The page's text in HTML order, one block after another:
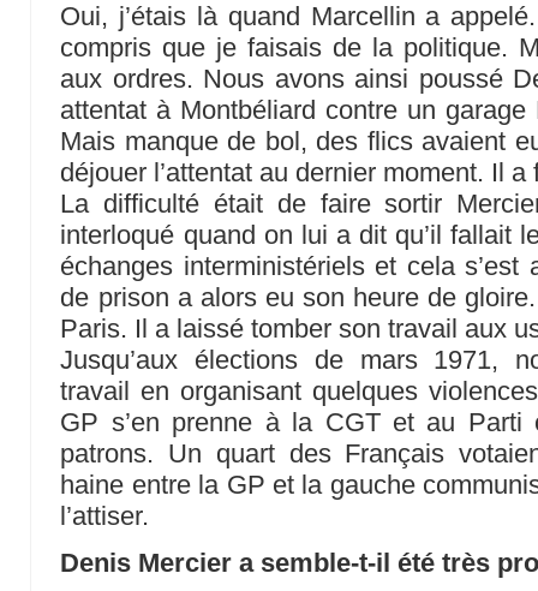
Oui, j’étais là quand Marcellin a
compris que je faisais de la politique.
aux ordres. Nous avons ainsi poussé
attentat à Montbéliard contre un
Mais manque de bol, des flics avaient
déjouer l’attentat au dernier moment. Il
La difficulté était de faire sortir
interloqué quand on lui a dit qu’il fallait
échanges interministériels et cela s’est
de prison a alors eu son heure de
Paris. Il a laissé tomber son travail aux
Jusqu’aux élections de mars 1971,
travail en organisant quelques
GP s’en prenne à la CGT et au Parti
patrons. Un quart des Français
haine entre la GP et la gauche
l’attiser.
Denis Mercier a semble-t-il été très